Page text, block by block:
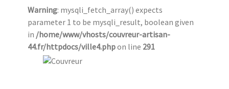
Warning: mysqli_fetch_array() expects
parameter 1 to be mysqli_result, boolean given
in /home/www/vhosts/couvreur-artisan-
44.fr/httpdocs/ville4.phpon line 291